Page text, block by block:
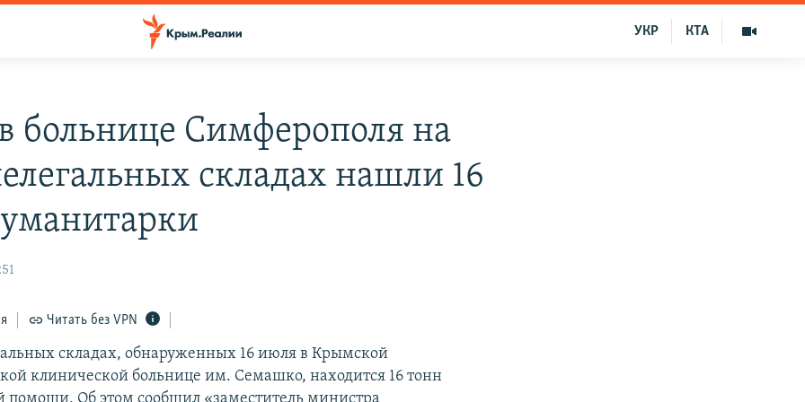
КТА
УКР
больнице Симферополя на
складах нашли 16
Читать без VPN
складах, обнаруженных 16 июля в Крымской
клинической больнице им. Семашко, находится 16 тонн